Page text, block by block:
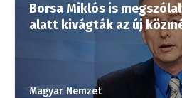
Borsa Miklós is
alatt kivágták az új
Magyar Nemzet